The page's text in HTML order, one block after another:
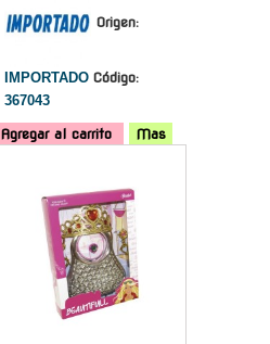
Origen:
IMPORTADO Código:
367043
Agregar al carrito
Mas